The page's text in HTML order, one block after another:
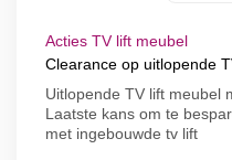
Acties TV lift meubel
Clearance op uitlopende
Uitlopende TV lift meubel
Laatste kans om te
met ingebouwde tv lift